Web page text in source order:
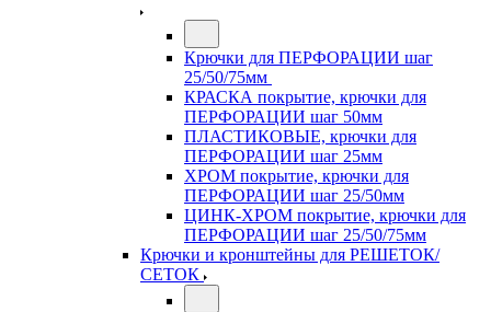
Крючки для ПЕРФОРАЦИИ шаг
25/50/75мм
КРАСКА покрытие, крючки для
ПЕРФОРАЦИИ шаг 50мм
ПЛАСТИКОВЫЕ, крючки для
ПЕРФОРАЦИИ шаг 25мм
ХРОМ покрытие, крючки для
ПЕРФОРАЦИИ шаг 25/50мм
ЦИНК-ХРОМ покрытие, крючки для
ПЕРФОРАЦИИ шаг 25/50/75мм
Крючки и кронштейны для РЕШЕТОК/
СЕТОК